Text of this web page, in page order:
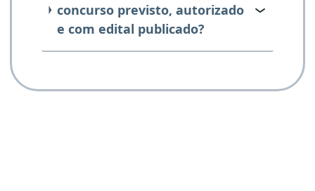
concurso previsto, autorizado
e com edital publicado?